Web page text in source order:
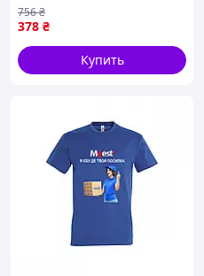
повседневной носки
размера L ТМ FAMILY
378 ₴
756₴
Купить